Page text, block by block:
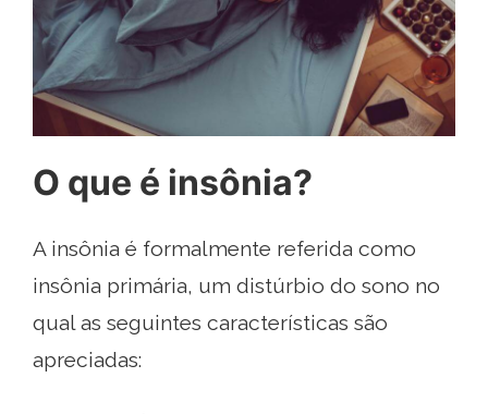
O que é insônia?
A insônia é formalmente referida como
insônia primária, um distúrbio do sono no
qual as seguintes características são
apreciadas: